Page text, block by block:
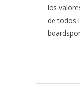
los
de todos